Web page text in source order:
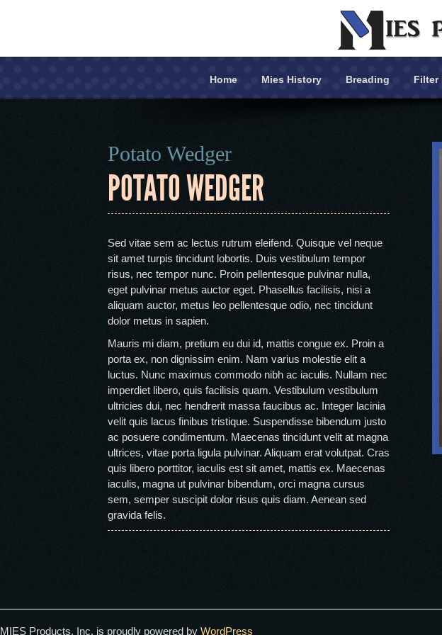
Home Mies History Breading Filter
Recipe Book Contact Us
Potato Wedger
POTATO WEDGER
Sed vitae sem ac lectus rutrum eleifend. Quisque vel neque
sit amet turpis tincidunt lobortis. Duis vestibulum tempor
risus, nec tempor nunc. Proin pellentesque pulvinar nulla,
eget pulvinar metus auctor eget. Phasellus facilisis, nisi a
aliquam auctor, metus leo pellentesque odio, nec tincidunt
dolor metus in sapien.
Mauris mi diam, pretium eu dui id, mattis congue ex. Proin a
porta ex, non dignissim enim. Nam varius molestie elit a
luctus. Nunc maximus commodo nibh ac iaculis. Nullam nec
imperdiet libero, quis facilisis quam. Vestibulum vestibulum
ultricies dui, nec hendrerit massa faucibus ac. Integer lacinia
velit quis lacus finibus tristique. Suspendisse bibendum justo
ac posuere condimentum. Maecenas tincidunt velit at magna
ultrices, vitae porta ligula pulvinar. Aliquam erat volutpat. Cras
quis libero porttitor, iaculis est sit amet, mattis ex. Maecenas
iaculis, magna ut pulvinar bibendum, orci magna cursus
sem, semper suscipit dolor risus quis diam. Aenean sed
gravida felis.
MIES Products, Inc. is proudly powered by WordPress